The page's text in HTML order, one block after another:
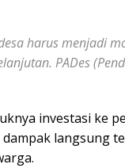
harus menjadi
PADes
investasi ke
langsung